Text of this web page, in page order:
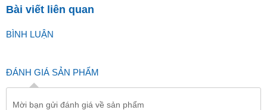
Bài viết liên quan
BÌNH LUẬN
ĐÁNH GIÁ SẢN PHẨM
Mời bạn gửi đánh giá về sản phẩm